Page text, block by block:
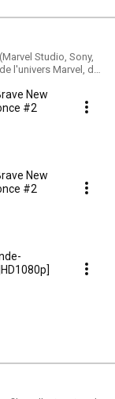
Studio, Sony,
l'univers Marvel, des
New
#2
New
#2